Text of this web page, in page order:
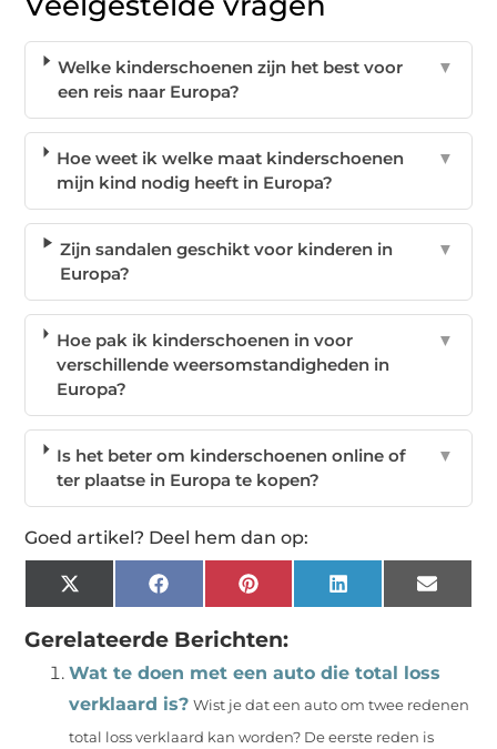
Welke kinderschoenen zijn het best voor
een reis naar Europa?
▼
Hoe weet ik welke maat kinderschoenen
mijn kind nodig heeft in Europa?
▼
Zijn sandalen geschikt voor kinderen in
Europa?
▼
Hoe pak ik kinderschoenen in voor
verschillende weersomstandigheden in
Europa?
▼
Is het beter om kinderschoenen online of
ter plaatse in Europa te kopen?
▼
Goed artikel? Deel hem dan op:
X
(Twitter)
FacebookPinterest LinkedIn Email
Gerelateerde Berichten:
Wat te doen met een auto die total loss
verklaard is? Wist je dat een auto om twee redenen
total loss verklaard kan worden? De eerste reden is